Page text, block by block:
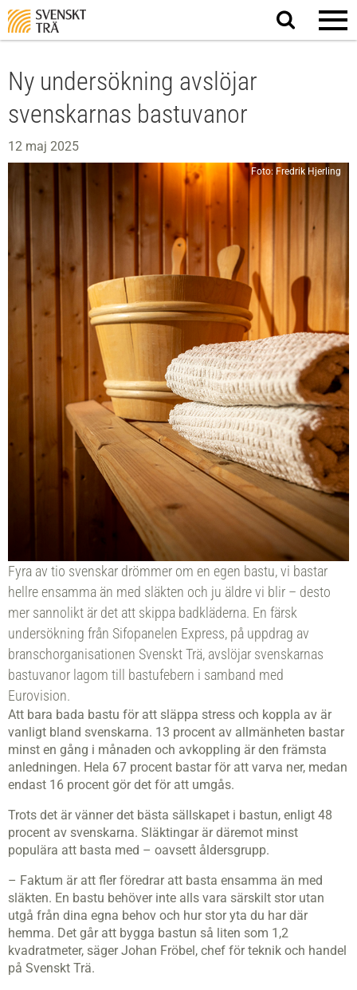
Sök
på
Ny undersökning avslöjar
svenskarnas bastuvanor
12 maj 2025
Foto: Fredrik Hjerling
Fyra av tio svenskar drömmer om en egen bastu, vi bastar
hellre ensamma än med släkten och ju äldre vi blir – desto
mer sannolikt är det att skippa badkläderna. En färsk
undersökning från Sifopanelen Express, på uppdrag av
branschorganisationen Svenskt Trä, avslöjar svenskarnas
bastuvanor lagom till bastufebern i samband med
Eurovision.
Att bara bada bastu för att släppa stress och koppla av är
vanligt bland svenskarna. 13 procent av allmänheten bastar
minst en gång i månaden och avkoppling är den främsta
anledningen. Hela 67 procent bastar för att varva ner, medan
endast 16 procent gör det för att umgås.
Trots det är vänner det bästa sällskapet i bastun, enligt 48
procent av svenskarna. Släktingar är däremot minst
populära att basta med – oavsett åldersgrupp.
– Faktum är att fler föredrar att basta ensamma än med
släkten. En bastu behöver inte alls vara särskilt stor utan
utgå från dina egna behov och hur stor yta du har där
hemma. Det går att bygga bastun så liten som 1,2
kvadratmeter, säger Johan Fröbel, chef för teknik och handel
på Svenskt Trä.